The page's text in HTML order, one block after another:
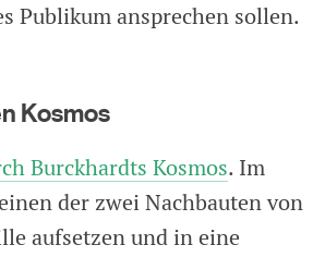
Publikum ansprechen sollen.
Kosmos
Burckhardts Kosmos. Im
der zwei Nachbauten von
aufsetzen und in eine